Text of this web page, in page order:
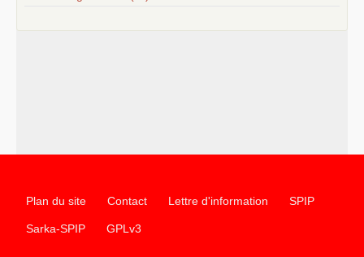
Plan du site Contact Lettre d'information SPIP
Sarka-SPIP GPLv3